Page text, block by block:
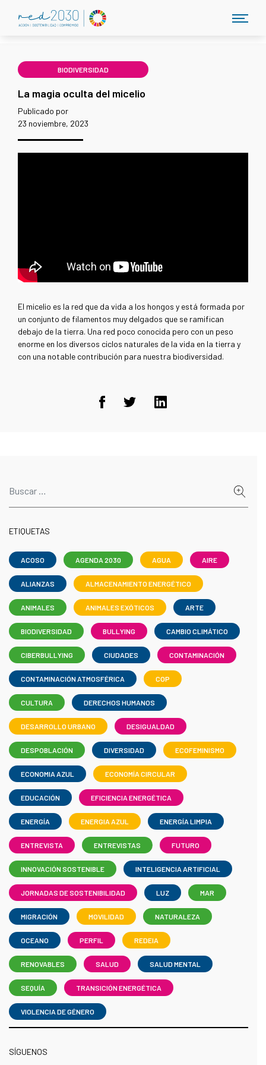
BIODIVERSIDAD
La magia oculta del micelio
Publicado por
23 noviembre, 2023
El micelio es la red que da vida a los hongos y está formada por
un conjunto de filamentos muy delgados que se ramifican
debajo de la tierra. Una red poco conocida pero con un peso
enorme en los diversos ciclos naturales de la vida en la tierra y
con una notable contribución para nuestra biodiversidad.
ETIQUETAS
ACOSO AGENDA 2030 AGUA AIRE
ALIANZAS ALMACENAMIENTO ENERGÉTICO
ANIMALES ANIMALES EXÓTICOS ARTE
BIODIVERSIDAD BULLYING CAMBIO CLIMÁTICO
CIBERBULLYING CIUDADES CONTAMINACIÓN
CONTAMINACIÓN ATMOSFÉRICA COP
CULTURA DERECHOS HUMANOS
DESARROLLO URBANO DESIGUALDAD
DESPOBLACIÓN DIVERSIDAD ECOFEMINISMO
ECONOMIA AZUL ECONOMÍA CIRCULAR
EDUCACIÓN EFICIENCIA ENERGÉTICA
ENERGÍA ENERGIA AZUL ENERGÍA LIMPIA
ENTREVISTA ENTREVISTAS FUTURO
INNOVACIÓN SOSTENIBLE INTELIGENCIA ARTIFICIAL
JORNADAS DE SOSTENIBILIDAD LUZ MAR
MIGRACIÓN MOVILIDAD NATURALEZA
OCEANO PERFIL REDEIA
RENOVABLES SALUD SALUD MENTAL
SEQUÍA TRANSICIÓN ENERGÉTICA
VIOLENCIA DE GÉNERO
SÍGUENOS